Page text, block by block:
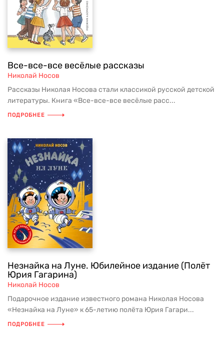
Все-все-все весёлые рассказы
Николай Носов
Рассказы Николая Носова стали классикой русской детской
литературы. Книга «Все-все-все весёлые расс...
ПОДРОБНЕЕ
Незнайка на Луне. Юбилейное издание (Полёт
Юрия Гагарина)
Николай Носов
Подарочное издание известного романа Николая Носова
«Незнайка на Луне» к 65-летию полёта Юрия Гагари...
ПОДРОБНЕЕ